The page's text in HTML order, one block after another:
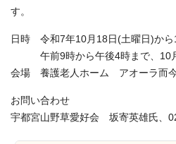
す。
日時 令和7年10月18日(土曜日)から
午前9時から午後4時まで、10月
会場 養護老人ホーム アオーラ而
お問い合わせ
宇都宮山野草愛好会 坂寄英雄氏、